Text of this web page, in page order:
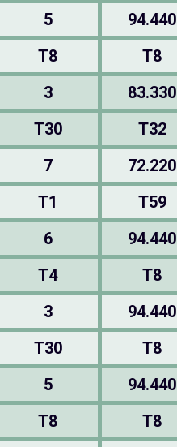
5 94.440
T8 T8
3 83.330
T30 T32
7 72.220
T1 T59
6 94.440
T4 T8
3 94.440
T30 T8
5 94.440
T8 T8